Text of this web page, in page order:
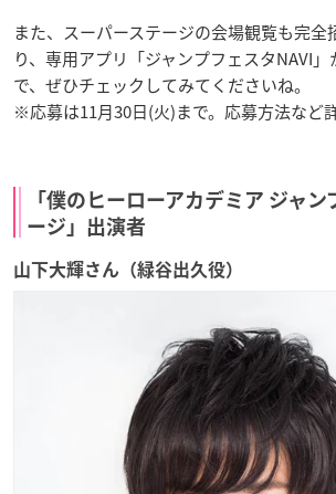
また、スーパーステージの会場観覧も完全
り、専用アプリ「ジャンプフェスタNAVI
で、ぜひチェックしてみてくださいね。
※応募は11月30日(火)まで。応募方法など
「僕のヒーローアカデミア ジャン
ージ」出演者
山下大輝さん（緑谷出久役）